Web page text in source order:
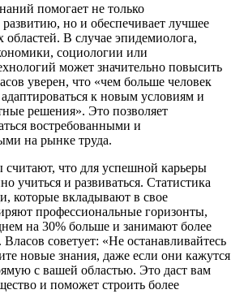
помогает не только
но и обеспечивает лучшее
В случае эпидемиолога,
социологии или
может значительно повысить
уверен, что «чем больше человек
адаптироваться к новым условиям и
решения». Это позволяет
востребованными и
на рынке труда.
считают, что для успешной карьеры
учиться и развиваться. Статистика
которые вкладывают в свое
профессиональные горизонты,
на 30% больше и занимают более
советует: «Не останавливайтесь
новые знания, даже если они кажутся
с вашей областью. Это даст вам
и поможет строить более